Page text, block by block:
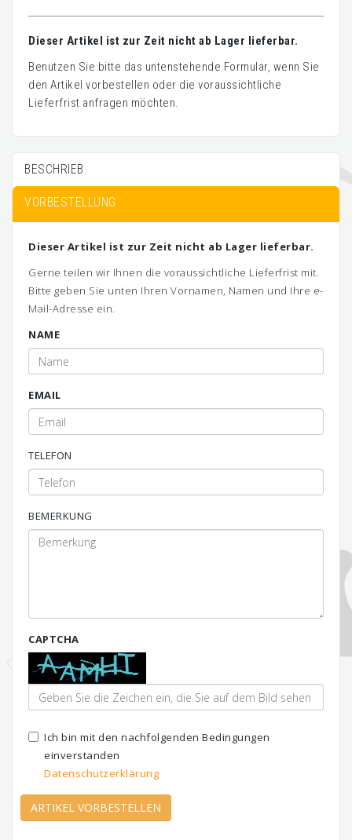
Dieser Artikel ist zur Zeit nicht ab Lager lieferbar.
Benutzen Sie bitte das untenstehende Formular, wenn Sie
den Artikel vorbestellen oder die voraussichtliche
Lieferfrist anfragen möchten.
BESCHRIEB
VORBESTELLUNG
Dieser Artikel ist zur Zeit nicht ab Lager lieferbar.
Gerne teilen wir Ihnen die voraussichtliche Lieferfrist mit.
Bitte geben Sie unten Ihren Vornamen, Namen und Ihre e-
Mail-Adresse ein.
NAME
EMAIL
TELEFON
BEMERKUNG
CAPTCHA
Ich bin mit den nachfolgenden Bedingungen
einverstanden
Datenschutzerklärung
ARTIKEL VORBESTELLEN